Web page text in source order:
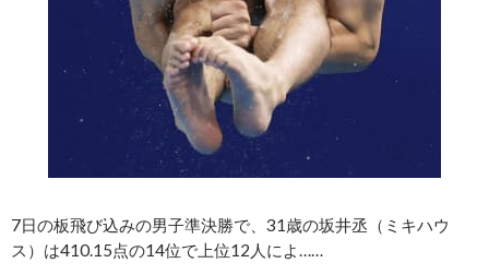
7日の板飛び込みの男子準決勝で、31歳の坂井丞（ミキハウ
ス）は410.15点の14位で上位12人によ……